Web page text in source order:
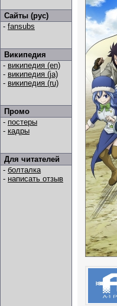
Сайты (рус)
- fansubs
Википедия
- википедия (en)
- википедия (ja)
- википедия (ru)
Промо
- постеры
- кадры
Для читателей
- болталка
- написать отзыв